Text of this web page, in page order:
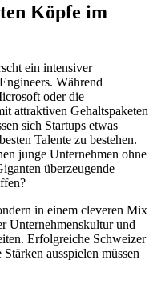
Köpfe im
ein intensiver
Während
oder die
attraktiven Gehaltspaketen
sich Startups etwas
Talente zu bestehen.
junge Unternehmen ohne
überzeugende
in einem cleveren Mix
Unternehmenskultur und
Erfolgreiche Schweizer
ausspielen müssen